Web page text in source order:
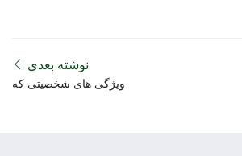
نوشته بعدی
ویژگی های شخصیتی که